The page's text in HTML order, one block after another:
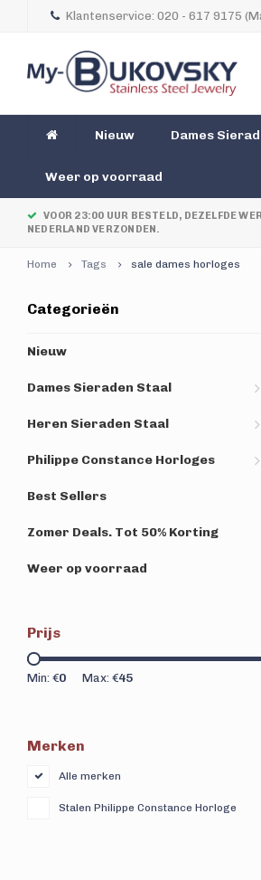
Klantenservice: 020 - 617 9175
Nieuw Dames
Weer op voorraad
VOOR 23:00 UUR BESTELD, DEZELFDE
NEDERLAND VERZONDEN.
Home Tags sale dames horloges
Categorieën
Nieuw
Dames Sieraden Staal
Heren Sieraden Staal
Philippe Constance Horloges
Best Sellers
Zomer Deals. Tot 50% Korting
Weer op voorraad
Prijs
Min: €0 Max: €45
Merken
Alle merken
Stalen Philippe Constance Horloge